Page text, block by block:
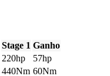
Stage 1 Ganho
220hp
57hp
440Nm 60Nm